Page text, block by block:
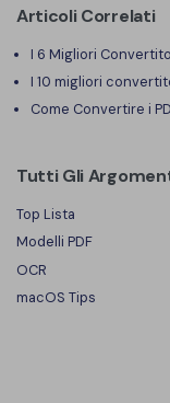
Articoli Correlati
I 6 Migliori
I 10 migliori
Come Convertire i
Tutti Gli
Top Lista
Modelli PDF
OCR
macOS Tips